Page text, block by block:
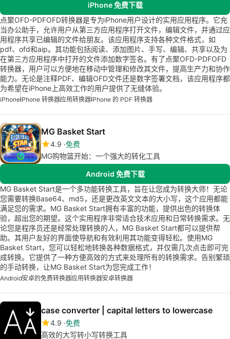
iPhone 免费下载
点聚OFD-PDFOFD转换器是专为iPhone用户设计的实用应用程序。它充
当办公助手，允许用户从第三方应用程序打开文件，编辑文件，并通过应
用程序共享已编辑的文件给朋友。该应用程序支持各种文件格式，如
pdf、ofd和aip。其功能包括阅读、添加图片、手写、编辑、共享以及为
在第三方应用程序中打开的文件添加数字签名。有了点聚OFD-PDFOFD
转换器，用户可以方便地在移动中管理和修改其文件，提高生产力和协作
能力。无论是注释PDF、编辑OFD文件还是数字签署文档，该应用程序都
为希望在iPhone上高效工作的用户提供了无缝体验。
iPhoneIPhone 转换器应用转换器IPhone 的 PDF 转换器
MG Basket Start
4.9 免费
MG购物篮开始：一个强大的转化工具
Android 免费下载
MG Basket Start是一个多功能转换工具，旨在让您成为转换大师！无论
您需要转换Base64、md5，还是更改英文文本的大小写，这个应用都能
满足您的需求。MG Basket Start拥有丰富的功能，提供出色的转换体
验，超出您的期望。这个实用程序非常适合技术应用和日常转换需求。无
论您是程序员还是经常处理转换的人，MG Basket Start都可以提供帮
助。其用户友好的界面使导航和有效利用其功能变得轻松。使用MG
Basket Start，您可以轻松地转换各种数据格式，并仅需几次点击即可完
成转换。它提供了一种方便高效的方式来处理所有的转换需求。告别繁琐
的手动转换，让MG Basket Start为您完成工作！
Android安卓的免费转换器应用转换器安卓转换器
case converter | capital letters to lowercase
4.9 免费
高效的大写转小写转换工具